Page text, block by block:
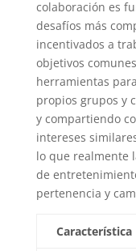
colaboración es
desafíos más
incentivados a
objetivos
herramientas
propios grupos y
y compartiendo
intereses
lo que realmente
de
pertenencia y
Característica